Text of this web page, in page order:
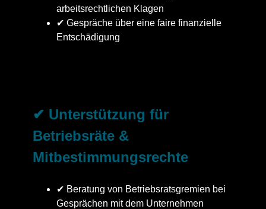
arbeitsrechtlichen Klagen
✔ Gespräche über eine faire finanzielle
Entschädigung
✔ Unterstützung für
Betriebsräte &
Mitbestimmungsrechte
✔ Beratung von Betriebsratsgremien bei
Gesprächen mit dem Unternehmen